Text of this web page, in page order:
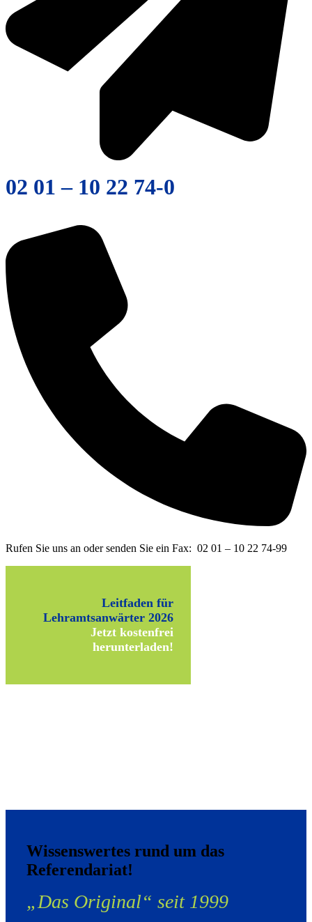
02 01 – 10 22 74-0
Rufen Sie uns an oder senden Sie ein Fax: 02 01 – 10 22 74-99
Leitfaden für
Lehramtsanwärter 2026
Jetzt kostenfrei
herunterladen!
Wissenswertes rund um das
Referendariat!
„Das Original“ seit 1999